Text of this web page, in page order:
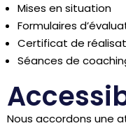
Mises en situation
Formulaires
Certificat de
Séances de
Nous accordons une